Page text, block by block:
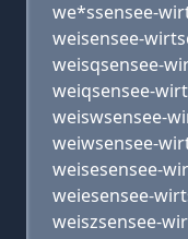
we*ssensee-
weisensee-
weisqsensee-
weiqsensee-
weiswsensee-
weiwsensee-
weisesensee-
weiesensee-
weiszsensee-